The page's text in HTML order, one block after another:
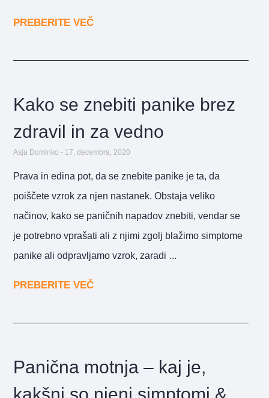
PREBERITE VEČ
Kako se znebiti panike brez
zdravil in za vedno
Asja Dominko 17. decembra, 2020
Prava in edina pot, da se znebite panike je ta, da
poiščete vzrok za njen nastanek. Obstaja veliko
načinov, kako se paničnih napadov znebiti, vendar se
je potrebno vprašati ali z njimi zgolj blažimo simptome
panike ali odpravljamo vzrok, zaradi
PREBERITE VEČ
Panična motnja – kaj je,